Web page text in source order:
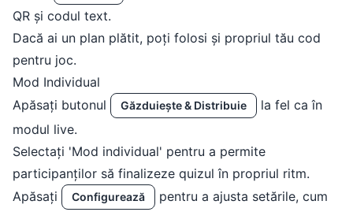
QR și codul text.
Dacă ai un plan plătit, poți folosi și propriul tău cod
pentru joc.
Mod Individual
Apăsați butonul
Găzduiește & Distribuie
la fel ca în
modul live.
Selectați 'Mod individual' pentru a permite
participanților să finalizeze quizul în propriul ritm.
Apăsați
Configurează
pentru a ajusta setările, cum